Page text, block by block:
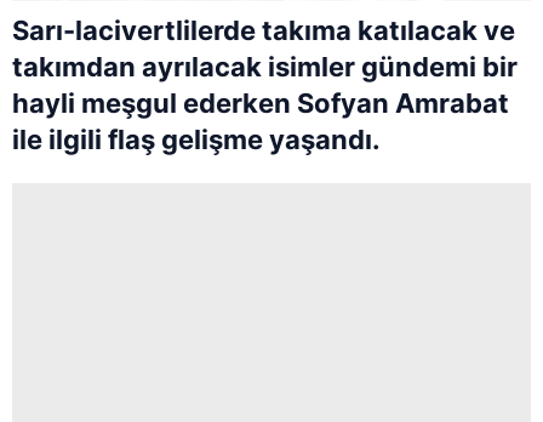
Sarı-lacivertlilerde takıma katılacak ve
takımdan ayrılacak isimler gündemi bir
hayli meşgul ederken Sofyan Amrabat
ile ilgili flaş gelişme yaşandı.